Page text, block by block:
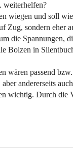
weiterhelfen?
wiegen und soll
Zug, sondern eher
die Spannungen,
Bolzen in
wären passend
andererseits
wichtig. Durch